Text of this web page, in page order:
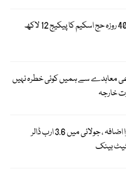
اگلے سال کیلئے 40 روزہ حج اسکیم کا پیکیج 12 لاکھ
معاہدے سے ہمیں کوئی خطرہ نہیں
خارجہ
ترسیلات زر میں بڑا اضافہ ، جولائی میں 3.6 ارب ڈالر
بینک